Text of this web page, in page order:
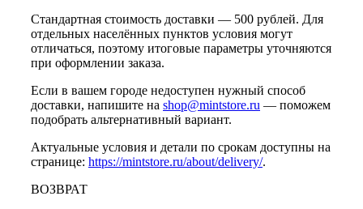
Стандартная стоимость доставки — 500 рублей. Для
отдельных населённых пунктов условия могут
отличаться, поэтому итоговые параметры уточняются
при оформлении заказа.
Если в вашем городе недоступен нужный способ
доставки, напишите на shop@mintstore.ru — поможем
подобрать альтернативный вариант.
Актуальные условия и детали по срокам доступны на
странице: https://mintstore.ru/about/delivery/.
ВОЗВРАТ